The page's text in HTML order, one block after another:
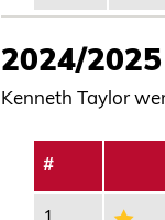
2024/2025
Kenneth Taylor
#